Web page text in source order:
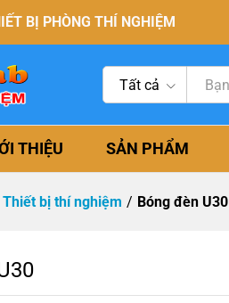
BỊ PHÒNG THÍ NGHIỆM
Tất cả
THIỆU SẢN PHẨM
Thiết bị thí nghiệm / Bóng đèn U30